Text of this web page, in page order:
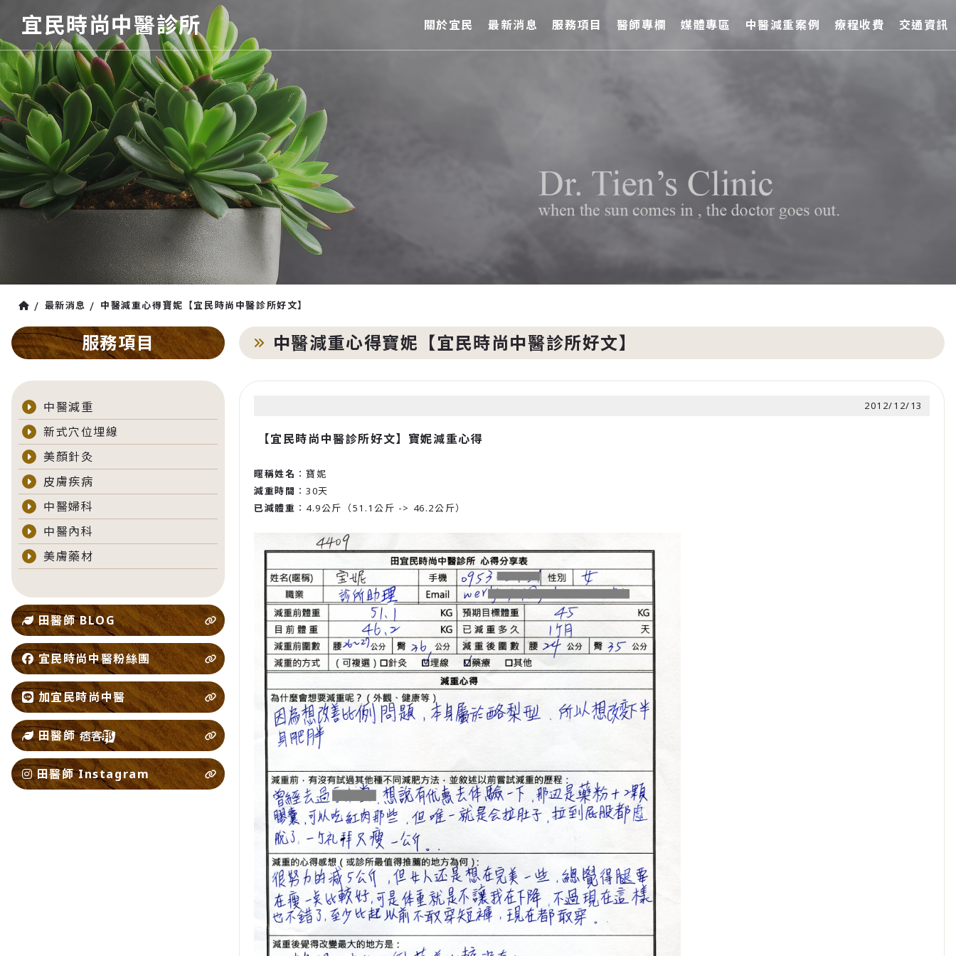
宜民時尚中醫診所 關於宜民 最新消息 服務項目 醫師專欄 媒體專區 中醫減重案例 療程收費 交通資訊
最新消息 中醫減重心得寶妮【宜民時尚中醫診所好文】
服務項目
中醫減重
新式穴位埋線
美顏針灸
皮膚疾病
中醫婦科
中醫內科
美膚藥材
田醫師 BLOG
宜民時尚中醫粉絲團
加宜民時尚中醫
田醫師
田醫師 Instagram
中醫減重心得寶妮【宜民時尚中醫診所好文】
2012/12/13
【宜民時尚中醫診所好文】寶妮減重心得
暱稱姓名 ：寶妮
減重時間 ：30天
已減體重 ：4.9公斤（51.1公斤 -> 46.2公斤）